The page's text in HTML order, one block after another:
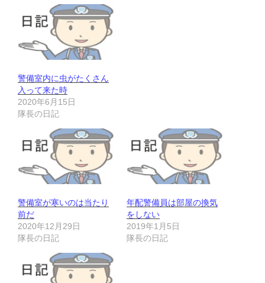
警備室内に虫がたくさん
入って来た時
2020年6月15日
隊長の日記
警備室が寒いのは当たり
前だ
2020年12月29日
隊長の日記
年配警備員は部屋の換気
をしない
2019年1月5日
隊長の日記